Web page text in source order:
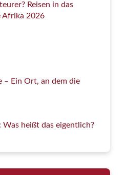
Reisen in das
Afrika 2026
– Ein Ort, an dem die
heißt das eigentlich?